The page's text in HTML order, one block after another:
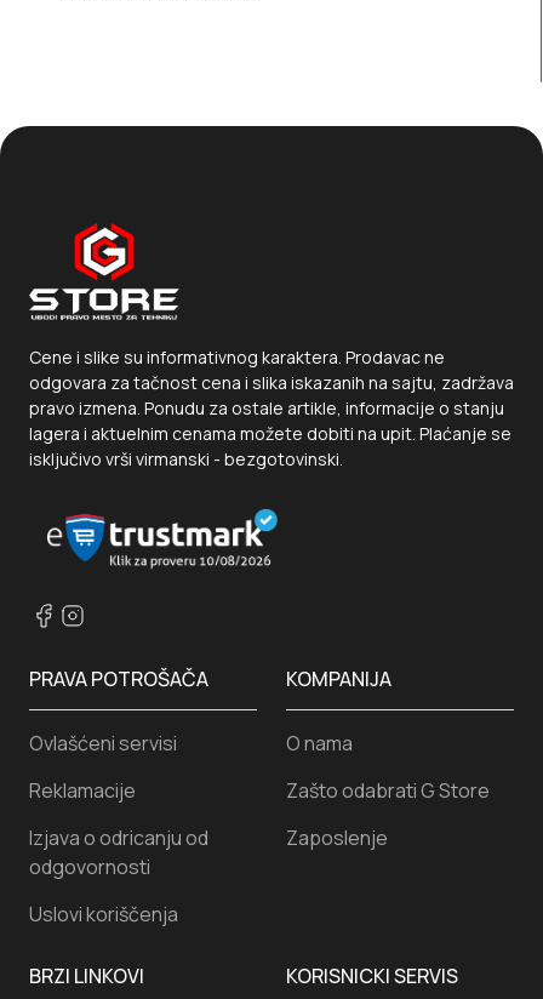
Cene i slike su informativnog karaktera. Prodavac ne
odgovara za tačnost cena i slika iskazanih na sajtu, zadržava
pravo izmena. Ponudu za ostale artikle, informacije o stanju
lagera i aktuelnim cenama možete dobiti na upit. Plaćanje se
isključivo vrši virmanski - bezgotovinski.
KORISNICKI SERVIS
PRAVA POTROŠAČA
Ovlašćeni servisi
Reklamacije
Izjava o odricanju od
odgovornosti
Uslovi koriščenja
KOMPANIJA
O nama
Zašto odabrati G Store
Zaposlenje
BRZI LINKOVI